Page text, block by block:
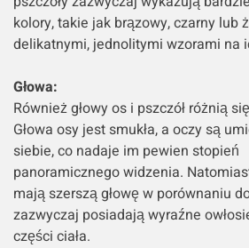
kolory, takie jak brązowy, czarny lub
delikatnymi, jednolitymi wzorami na
Głowa:
Również głowy os i pszczół różnią
Głowa osy jest smukła, a oczy są
siebie, co nadaje im pewien stopień
panoramicznego widzenia.
mają szerszą głowę w porównaniu
zazwyczaj posiadają wyraźne
części ciała.